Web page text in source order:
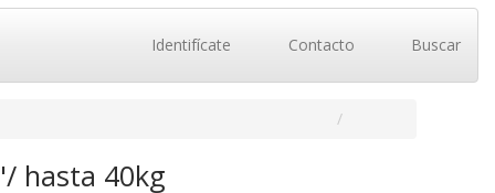
Identifícate Contacto Buscar
hasta 40kg